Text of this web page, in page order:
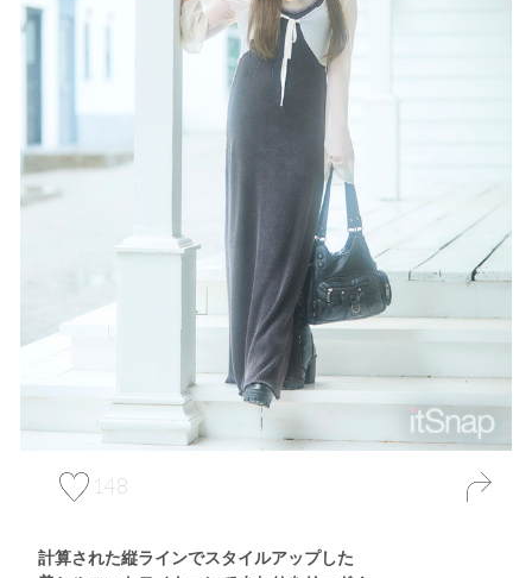
148
計算された縦ラインでスタイルアップした